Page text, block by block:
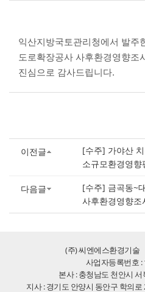
익산지방국토관리청에서 발주
도로확장공사 사후환경영향조
진심으로 감사드립니다.
이전글
[수주] 가야산
소규모환경영향
다음글
[수주] 금곡동~
사후환경영향조
(주) 씨엔에스환경기술
사업자등록번호 :
본사 : 충청남도 천안시
지사 : 경기도 안양시 동안구 학의